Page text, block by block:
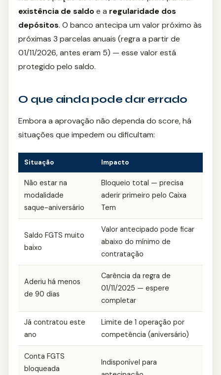
existência de saldoe a regularidade dos
depósitos. O banco antecipa um valor próximo às
próximas 3 parcelas anuais (regra a partir de
01/11/2026, antes eram 5) — esse valor está
protegido pelo saldo.
O que ainda pode dar errado
Embora a aprovação não dependa do score, há
situações que impedem ou dificultam:
Situação Impacto
Não estar na
modalidade
saque-aniversário
Bloqueio total — precisa
aderir primeiro pelo Caixa
Tem
Saldo FGTS muito
baixo
Valor antecipado pode ficar
abaixo do mínimo de
contratação
Aderiu há menos
de 90 dias
Carência da regra de
01/11/2025 — espere
completar
Já contratou este
ano
Limite de 1 operação por
competência (aniversário)
Conta FGTS
bloqueada
Indisponível para